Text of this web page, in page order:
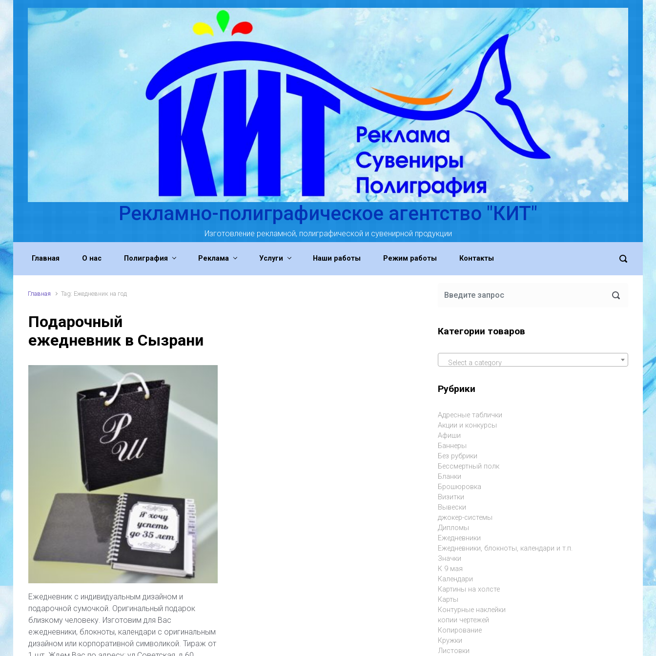
Skip to main content
Рекламно-полиграфическое агентство "КИТ"
Изготовление рекламной, полиграфической и сувенирной продукции
Главная О нас Полиграфия Реклама Услуги Наши работы Режим работы Контакты
Главная Tag: Ежедневник на год
Подарочный
ежедневник в Сызрани
Ежедневник с индивидуальным дизайном и
подарочной сумочкой. Оригинальный подарок
близкому человеку. Изготовим для Вас
ежедневники, блокноты, календари с оригинальным
дизайном или корпоративной символикой. Тираж от
Категории товаров
Select a category
Рубрики
Адресные таблички
Акции и конкурсы
Афиши
Баннеры
Без рубрики
Бессмертный полк
Бланки
Брошюровка
Визитки
Вывески
джокер-системы
Дипломы
Ежедневники
Ежедневники, блокноты, календари и т.п.
Значки
К 9 мая
Календари
Картины на холсте
Карты
Контурные наклейки
копии чертежей
Копирование
Кружки
Листовки